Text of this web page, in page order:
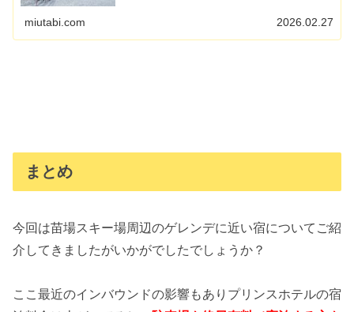
miutabi.com 2026.02.27
まとめ
今回は苗場スキー場周辺のゲレンデに近い宿についてご紹
介してきましたがいかがでしたでしょうか？
ここ最近のインバウンドの影響もありプリンスホテルの宿